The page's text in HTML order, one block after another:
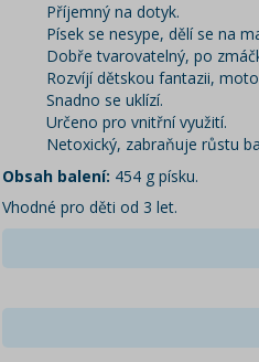
Příjemný na dotyk.
Písek se nesype, dělí se na
Dobře tvarovatelný, po
Rozvíjí dětskou fantazii,
Snadno se uklízí.
Určeno pro vnitřní využití.
Netoxický, zabraňuje růstu
Obsah balení: 454 g písku.
Vhodné pro děti od 3 let.